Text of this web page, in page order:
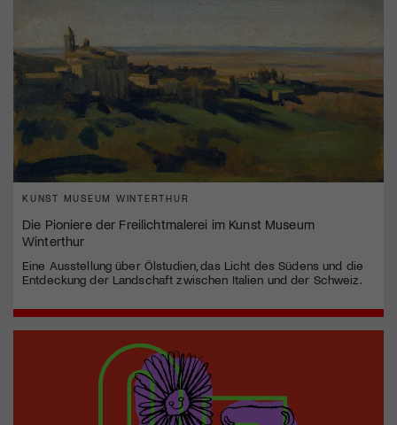
KUNST MUSEUM WINTERTHUR
Die Pioniere der Freilichtmalerei im Kunst Museum
Winterthur
Eine Ausstellung über Ölstudien, das Licht des Südens und die
Entdeckung der Landschaft zwischen Italien und der Schweiz.